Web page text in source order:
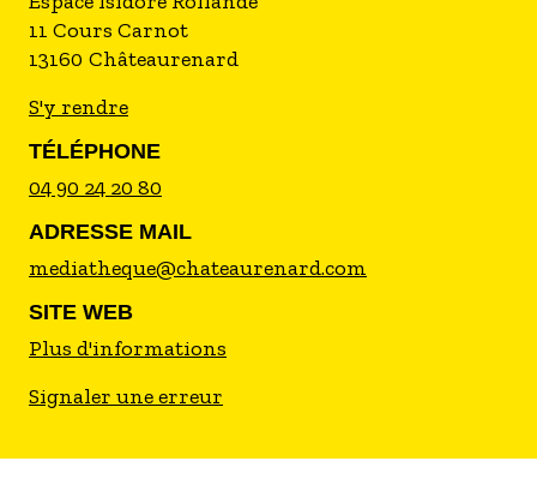
11 Cours Carnot
13160 Châteaurenard
S'y rendre
TÉLÉPHONE
04 90 24 20 80
ADRESSE MAIL
mediatheque@chateaurenard.com
SITE WEB
Plus d'informations
Signaler une erreur